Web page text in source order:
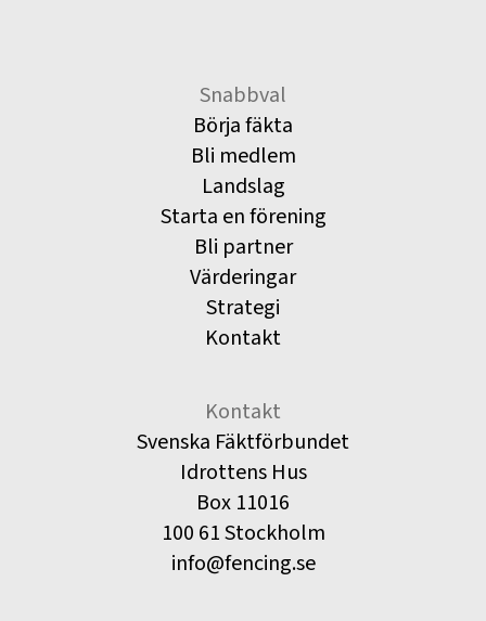
Snabbval
Börja fäkta
Bli medlem
Landslag
Starta en förening
Bli partner
Värderingar
Strategi
Kontakt
Kontakt
Svenska Fäktförbundet
Idrottens Hus
Box 11016
100 61 Stockholm
info@fencing.se